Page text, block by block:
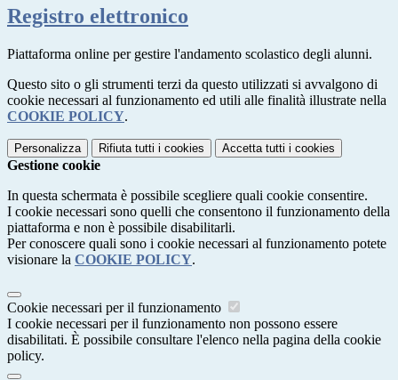
Registro elettronico
Piattaforma online per gestire l'andamento scolastico degli alunni.
Questo sito o gli strumenti terzi da questo utilizzati si avvalgono di
cookie necessari al funzionamento ed utili alle finalità illustrate nella
COOKIE POLICY.
Personalizza Rifiuta tutti i cookies Accetta tutti i cookies
Gestione cookie
In questa schermata è possibile scegliere quali cookie consentire.
I cookie necessari sono quelli che consentono il funzionamento della
piattaforma e non è possibile disabilitarli.
Per conoscere quali sono i cookie necessari al funzionamento potete
visionare la COOKIE POLICY.
Cookie necessari per il funzionamento
I cookie necessari per il funzionamento non possono essere
disabilitati. È possibile consultare l'elenco nella pagina della cookie
policy.